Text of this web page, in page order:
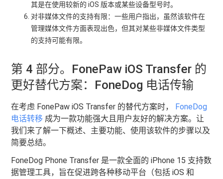
其是在使用较新的 iOS 版本或某些设备型号时。
对非媒体文件的支持有限：一些用户指出，虽然该软件在
管理媒体文件方面表现出色，但其对某些非媒体文件类型
的支持可能有限。
第 4 部分。FonePaw iOS Transfer 的
更好替代方案：FoneDog 电话传输
在考虑 FonePaw iOS Transfer 的替代方案时，
FoneDog
电话转移 成为一款功能强大且用户友好的解决方案。让
我们来了解一下概述、主要功能、使用该软件的步骤以及
简要总结。
FoneDog Phone Transfer 是一款全面的 iPhone 15 支持数
据管理工具，旨在促进跨各种移动平台（包括 iOS 和